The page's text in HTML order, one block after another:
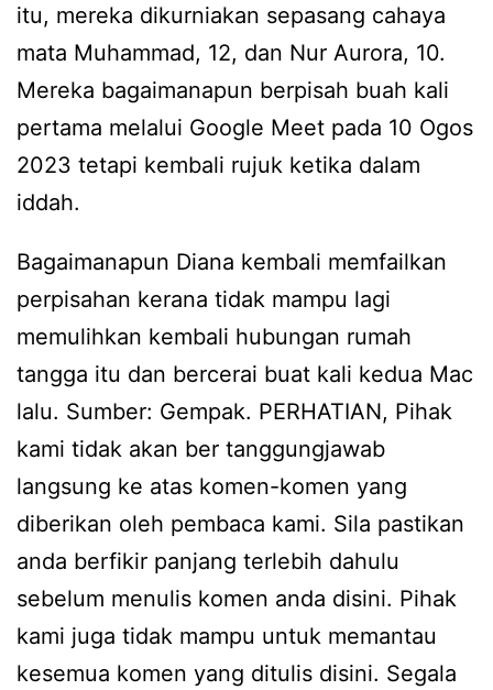
itu, mereka dikurniakan sepasang cahaya
mata Muhammad, 12, dan Nur Aurora, 10.
Mereka bagaimanapun berpisah buah kali
pertama melalui Google Meet pada 10 Ogos
2023 tetapi kembali rujuk ketika dalam
iddah.
Bagaimanapun Diana kembali memfailkan
perpisahan kerana tidak mampu lagi
memulihkan kembali hubungan rumah
tangga itu dan bercerai buat kali kedua Mac
lalu. Sumber: Gempak. PERHATIAN, Pihak
kami tidak akan ber tanggungjawab
langsung ke atas komen-komen yang
diberikan oleh pembaca kami. Sila pastikan
anda berfikir panjang terlebih dahulu
sebelum menulis komen anda disini. Pihak
kami juga tidak mampu untuk memantau
kesemua komen yang ditulis disini. Segala